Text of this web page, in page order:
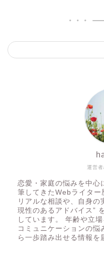
運営
恋愛・家庭の悩みを中心
筆してきたWebライタ
リアルな相談や、自身の
現性のあるアドバイス”
しています。 年齢や立
コミュニケーションの
ら一歩踏み出せる情報を